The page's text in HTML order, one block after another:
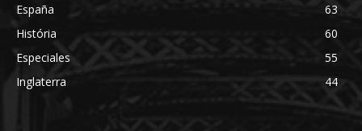
España
63
História
60
Especiales
55
Inglaterra
44